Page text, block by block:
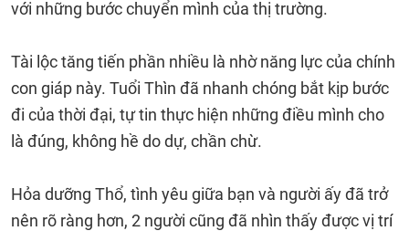
với những bước chuyển mình của thị trường.
Tài lộc tăng tiến phần nhiều là nhờ năng lực của chính
con giáp này. Tuổi Thìn đã nhanh chóng bắt kịp bước
đi của thời đại, tự tin thực hiện những điều mình cho
là đúng, không hề do dự, chần chừ.
Hỏa dưỡng Thổ, tình yêu giữa bạn và người ấy đã trở
nên rõ ràng hơn, 2 người cũng đã nhìn thấy được vị trí